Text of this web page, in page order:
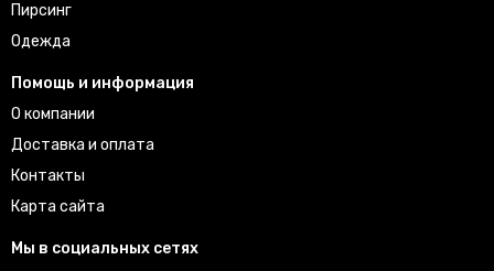
Пирсинг
Одежда
Помощь и информация
О компании
Доставка и оплата
Контакты
Карта сайта
Мы в социальных сетях